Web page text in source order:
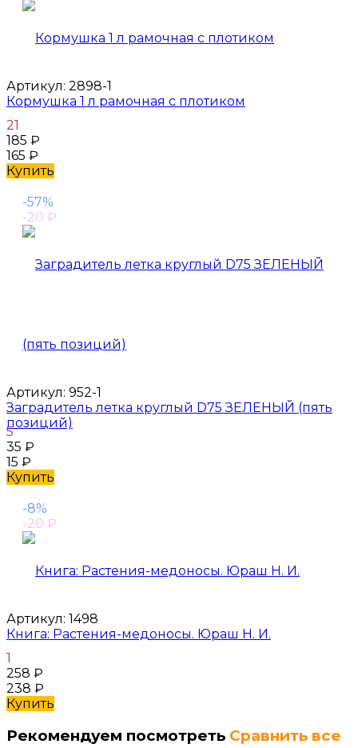
Артикул: 2898-1
Кормушка 1 л рамочная с плотиком
21
185 ₽
165 ₽
Купить
-57%
-20 ₽
Артикул: 952-1
Заградитель летка круглый D75 ЗЕЛЕНЫЙ (пять
позиций)
5
35 ₽
15 ₽
Купить
-8%
-20 ₽
Артикул: 1498
Книга: Растения-медоносы. Юраш Н. И.
1
258 ₽
238 ₽
Купить
Рекомендуем посмотреть Сравнить все